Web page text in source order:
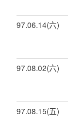
97.06.14(六)
97.08.02(六)
97.08.15(五)